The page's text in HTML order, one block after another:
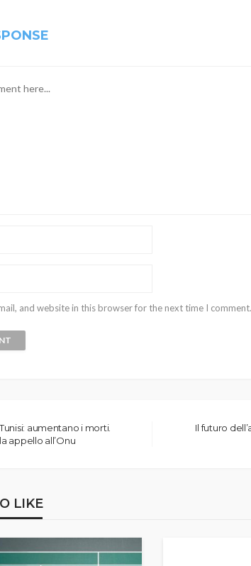
and website in this browser for the next time I comment.
aumentano i morti.
appello all’Onu
Il futuro
LIKE